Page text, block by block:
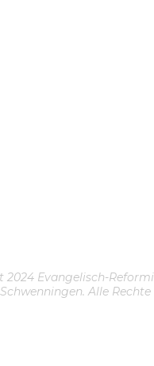
2024 Evangelisch-
Alle